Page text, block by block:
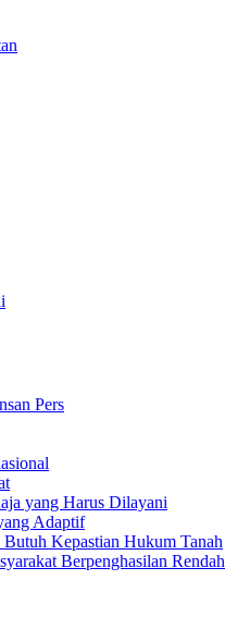
Pers
yang Harus Dilayani
Adaptif
Kepastian Hukum Tanah
Berpenghasilan Rendah